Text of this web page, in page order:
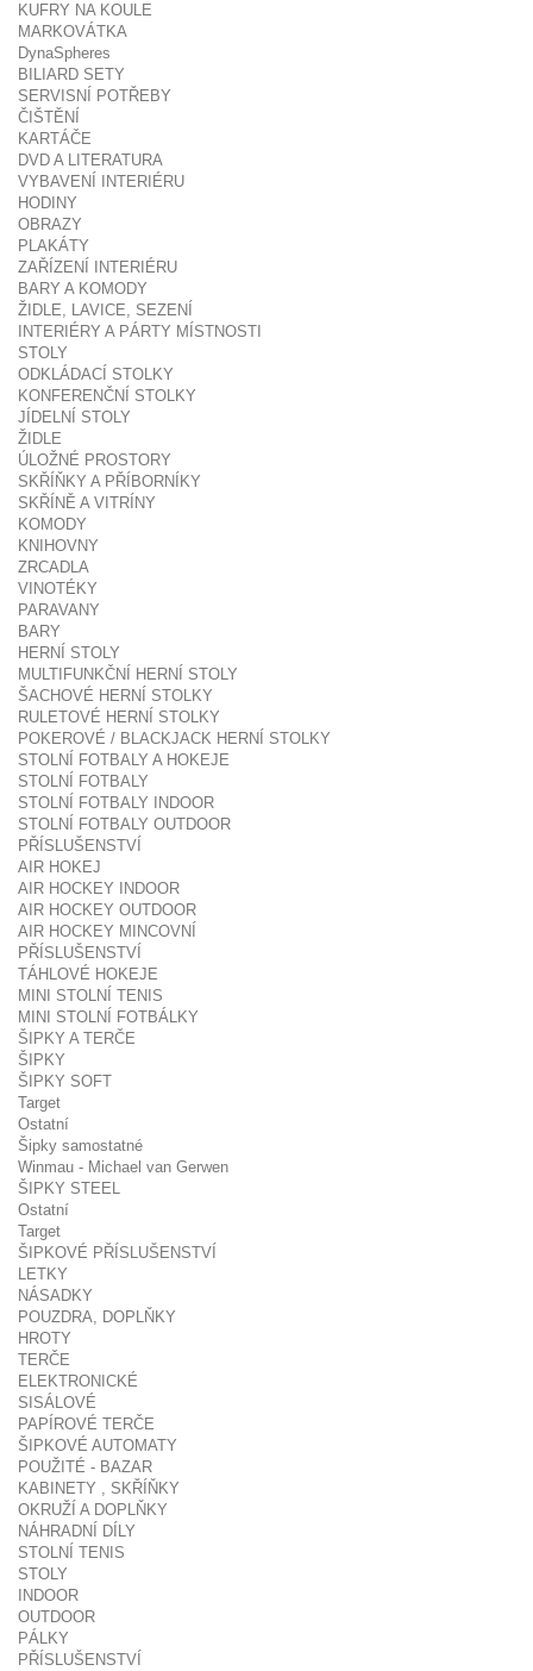
KUFRY NA KOULE
MARKOVÁTKA
DynaSpheres
BILIARD SETY
SERVISNÍ POTŘEBY
ČIŠTĚNÍ
KARTÁČE
DVD A LITERATURA
VYBAVENÍ INTERIÉRU
HODINY
OBRAZY
PLAKÁTY
ZAŘÍZENÍ INTERIÉRU
BARY A KOMODY
ŽIDLE, LAVICE, SEZENÍ
INTERIÉRY A PÁRTY MÍSTNOSTI
STOLY
ODKLÁDACÍ STOLKY
KONFERENČNÍ STOLKY
JÍDELNÍ STOLY
ŽIDLE
ÚLOŽNÉ PROSTORY
SKŘÍŇKY A PŘÍBORNÍKY
SKŘÍNĚ A VITRÍNY
KOMODY
KNIHOVNY
ZRCADLA
VINOTÉKY
PARAVANY
BARY
HERNÍ STOLY
MULTIFUNKČNÍ HERNÍ STOLY
ŠACHOVÉ HERNÍ STOLKY
RULETOVÉ HERNÍ STOLKY
POKEROVÉ / BLACKJACK HERNÍ STOLKY
STOLNÍ FOTBALY A HOKEJE
STOLNÍ FOTBALY
STOLNÍ FOTBALY INDOOR
STOLNÍ FOTBALY OUTDOOR
PŘÍSLUŠENSTVÍ
AIR HOKEJ
AIR HOCKEY INDOOR
AIR HOCKEY OUTDOOR
AIR HOCKEY MINCOVNÍ
PŘÍSLUŠENSTVÍ
TÁHLOVÉ HOKEJE
MINI STOLNÍ TENIS
MINI STOLNÍ FOTBÁLKY
ŠIPKY A TERČE
ŠIPKY
ŠIPKY SOFT
Target
Ostatní
Šipky samostatné
Winmau - Michael van Gerwen
ŠIPKY STEEL
Ostatní
Target
ŠIPKOVÉ PŘÍSLUŠENSTVÍ
LETKY
NÁSADKY
POUZDRA, DOPLŇKY
HROTY
TERČE
ELEKTRONICKÉ
SISÁLOVÉ
PAPÍROVÉ TERČE
ŠIPKOVÉ AUTOMATY
POUŽITÉ - BAZAR
KABINETY , SKŘÍŇKY
OKRUŽÍ A DOPLŇKY
NÁHRADNÍ DÍLY
STOLNÍ TENIS
STOLY
INDOOR
OUTDOOR
PÁLKY
PŘÍSLUŠENSTVÍ